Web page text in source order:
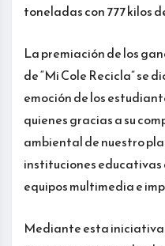
toneladas con 777 kilos
La premiación de los
de “Mi Cole Recicla” se
emoción de los
quienes gracias a su
ambiental de nuestro
instituciones educativas
equipos multimedia e
Mediante esta iniciativa